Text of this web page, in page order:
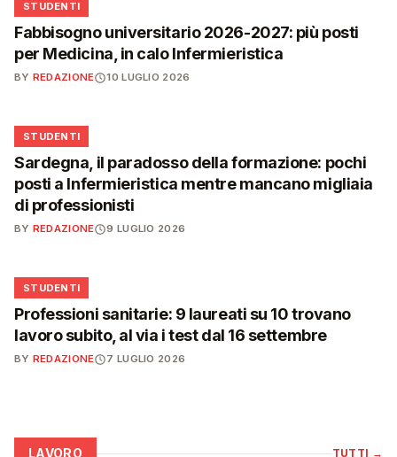
STUDENTI
Fabbisogno universitario 2026-2027: più posti
per Medicina, in calo Infermieristica
BY REDAZIONE 10 LUGLIO 2026
🎓
STUDENTI
Sardegna, il paradosso della formazione: pochi
posti a Infermieristica mentre mancano migliaia
di professionisti
BY REDAZIONE 9 LUGLIO 2026
🎓
STUDENTI
Professioni sanitarie: 9 laureati su 10 trovano
lavoro subito, al via i test dal 16 settembre
BY REDAZIONE 7 LUGLIO 2026
LAVORO TUTTI →